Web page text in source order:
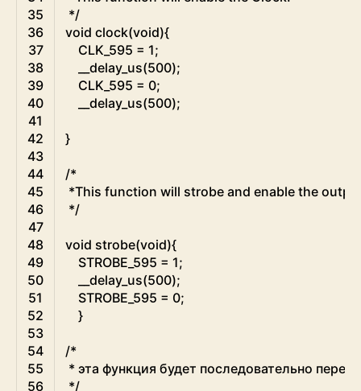
35
36
37
38
39
40
41
42
43
44
45
46
47
48
49
50
51
52
53
54
55
56
*/
void clock(void){
CLK_595 = 1;
__delay_us(500);
CLK_595 = 0;
__delay_us(500);
}
/*
*This function will strobe and enable the
*/
void strobe(void){
STROBE_595 = 1;
__delay_us(500);
STROBE_595 = 0;
}
/*
* эта функция будет последовательно
*/